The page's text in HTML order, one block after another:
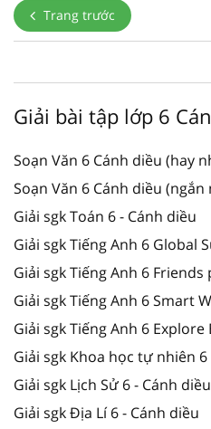
Trang trước
Giải bài tập lớp 6
Soạn Văn 6 Cánh diều (hay
Soạn Văn 6 Cánh diều (ngắn
Giải sgk Toán 6 - Cánh diều
Giải sgk Tiếng Anh 6 Global
Giải sgk Tiếng Anh 6 Friends
Giải sgk Tiếng Anh 6 Smart
Giải sgk Tiếng Anh 6 Explore
Giải sgk Khoa học tự nhiên 6
Giải sgk Lịch Sử 6 - Cánh diều
Giải sgk Địa Lí 6 - Cánh diều